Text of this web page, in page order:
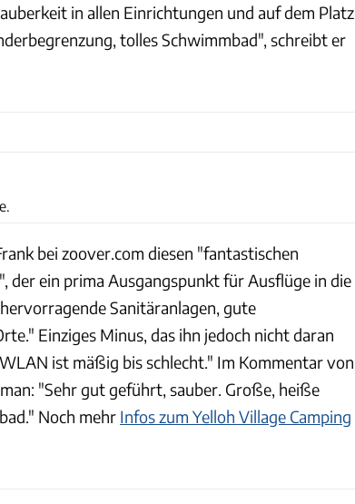
in allen Einrichtungen und auf dem
tolles Schwimmbad", schreibt er
bei zoover.com diesen "fantastischen
", der ein prima Ausgangspunkt für Ausflüge in die
Sanitäranlagen, gute
Einziges Minus, das ihn jedoch nicht daran
ist mäßig bis schlecht." Im Kommentar von
"Sehr gut geführt, sauber. Große, heiße
Noch mehr Infos zum Yelloh Village Camping